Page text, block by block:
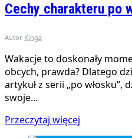
Cechy charakteru po
Autor Kinga
Wakacje to doskonały
obcych, prawda? Dlatego
artykuł z serii „po
swoje…
Przeczytaj więcej